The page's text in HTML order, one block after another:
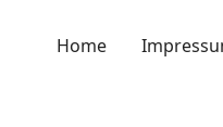
Home